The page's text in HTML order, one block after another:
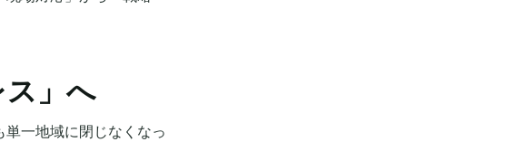
」へ
一地域に閉じなくなっ